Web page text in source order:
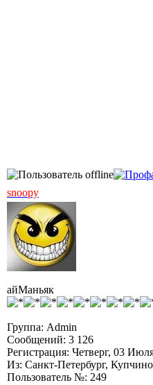
snoopy
айМаньяк
Группа: Admin
Сообщений: 3 126
Регистрация: Четверг, 03
Из: Санкт-Петербург,
Пользователь №: 249